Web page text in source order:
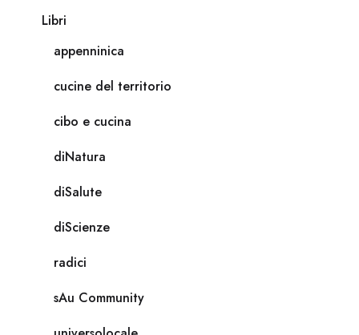
Libri
appenninica
cucine del territorio
cibo e cucina
diNatura
diSalute
diScienze
radici
sAu Community